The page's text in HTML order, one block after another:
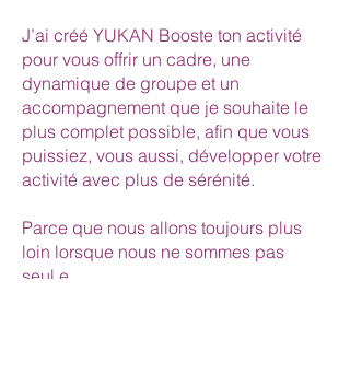
J’ai créé YUKAN Booste ton activité
pour vous offrir un cadre, une
dynamique de groupe et un
accompagnement que je souhaite le
plus complet possible, afin que vous
puissiez, vous aussi, développer votre
activité avec plus de sérénité.
Parce que nous allons toujours plus
loin lorsque nous ne sommes pas
seul.e.